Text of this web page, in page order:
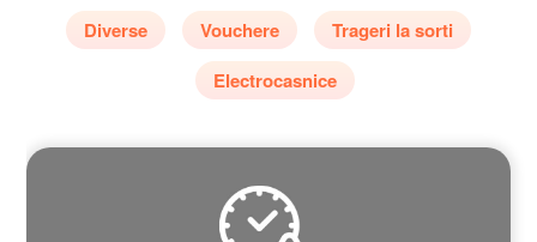
Diverse Vouchere
Trageri la sorti
Electrocasnice